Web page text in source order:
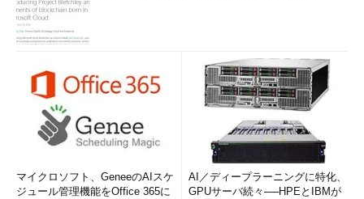
マイクロソフト、GeneeのAIスケ
ジュール管理機能をOffice 365に
AI／ディープラーニングに特化、
GPUサーバ続々──HPEとIBMが